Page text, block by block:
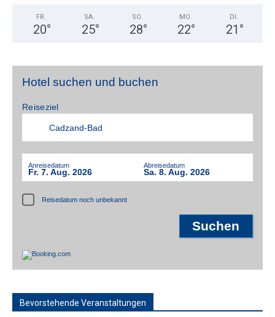
FR.
20°
SA.
25°
SO.
28°
MO.
22°
DI.
21 °
Hotel suchen und buchen
Reiseziel
Anreisedatum
Fr. 7. Aug. 2026
Abreisedatum
Sa. 8. Aug. 2026
Reisedatum noch unbekannt
Bevorstehende Veranstaltungen